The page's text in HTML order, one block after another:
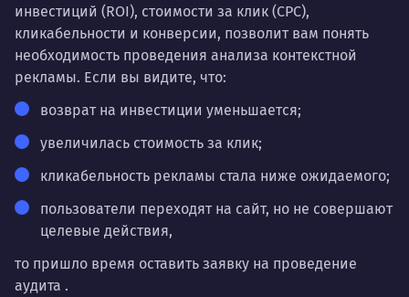
инвестиций (ROI), стоимости за клик (CPC),
кликабельности и конверсии, позволит вам понять
необходимость проведения анализа контекстной
рекламы. Если вы видите, что:
возврат на инвестиции уменьшается;
увеличилась стоимость за клик;
кликабельность рекламы стала ниже ожидаемого;
пользователи переходят на сайт, но не совершают
целевые действия,
то пришло время оставить заявку на проведение
аудита .